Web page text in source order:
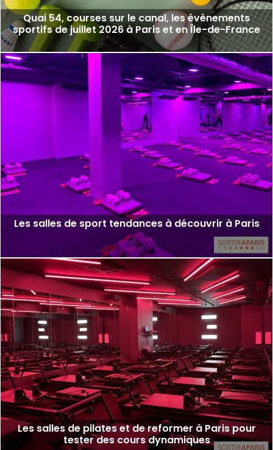
Quai 54, courses sur le canal, les évènements
sportifs de juillet 2026 à Paris et en Île-de-France
Les salles de sport tendances à découvrir à Paris
Les salles de pilates et de reformer à Paris pour
tester des cours dynamiques